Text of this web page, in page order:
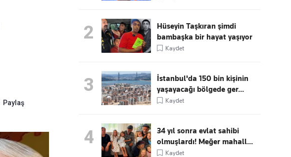
Paylaş
2
Hüseyin Taşkıran şimdi
bambaşka bir hayat yaşıyor
Kaydet
3
İstanbul'da 150 bin kişinin
yaşayacağı bölgede ger...
Kaydet
4
34 yıl sonra evlat sahibi
olmuşlardı! Meğer mahall...
Kaydet